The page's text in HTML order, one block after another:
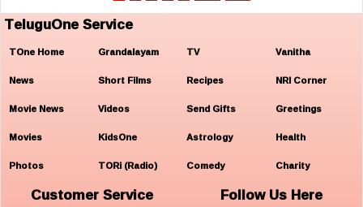
TeluguOne Service
TOne Home
News
Movie News
Movies
Photos
Grandalayam
Short Films
Videos
KidsOne
TORi (Radio)
TV
Recipes
Send Gifts
Astrology
Comedy
Vanitha
NRI Corner
Greetings
Health
Charity
Customer Service Follow Us Here